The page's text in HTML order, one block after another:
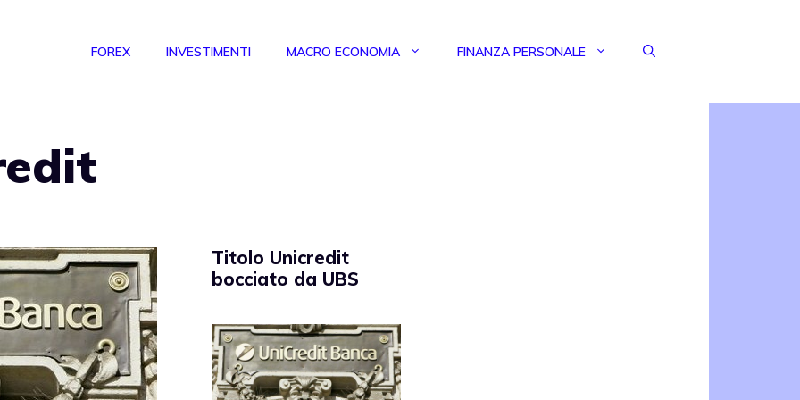
FOREX INVESTIMENTI MACRO ECONOMIA FINANZA PERSONALE
Titolo Unicredit
bocciato da UBS